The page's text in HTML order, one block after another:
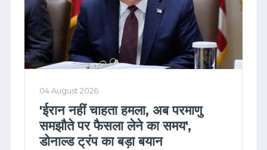
04 August 2026
'ईरान नहीं चाहता हमला, अब परमाणु
समझौते पर फैसला लेने का समय',
डोनाल्ड ट्रंप का बड़ा बयान